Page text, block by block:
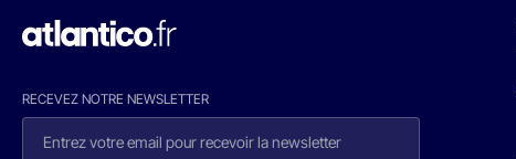
RECEVEZ NOTRE NEWSLETTER